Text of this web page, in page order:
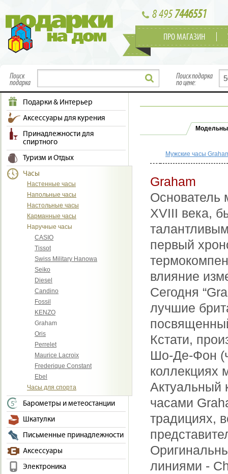
8 4957446551
ПРО МАГАЗИН
Поиск
подарка
Поиск подарка
по цене:
Подарки & Интерьер
Аксессуары для курения
Принадлежности для
спиртного
Туризм и Отдых
Часы
Настенные часы
Напольные часы
Настольные часы
Карманные часы
Наручные часы
CASIO
Tissot
Swiss Military Hanowa
Seiko
Diesel
Candino
Fossil
KENZO
Graham
Oris
Perrelet
Maurice Lacroix
Frederique Constant
Ebel
Часы для спорта
Барометры и метеостанции
Шкатулки
Письменные принадлежности
Аксессуары
Электроника
Мужские часы
Graham
Основатель
XVIII века,
первый
влияние
Сегодня
лучшие
Кстати,
Шо-Де-Фон
коллекциях
Актуальный
часами
традициях,
линиями -